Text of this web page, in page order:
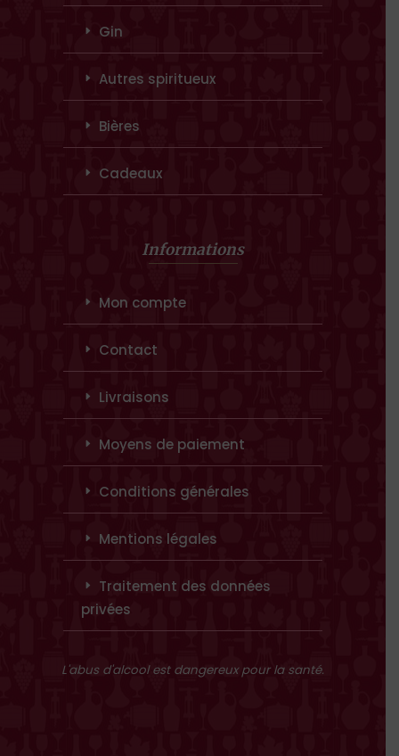
Gin
Autres spiritueux
Bières
Cadeaux
Informations
Mon compte
Contact
Livraisons
Moyens de paiement
Conditions générales
Mentions légales
Traitement des données
privées
L'abus d'alcool est dangereux pour la santé.